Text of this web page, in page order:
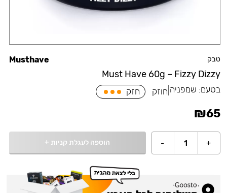
טבק
Must Have 60g – Fizzy Dizzy
Musthave
בטעם: שמפניה חוזק חזק
₪65
+
1
- הוספה לעגלת קניות +